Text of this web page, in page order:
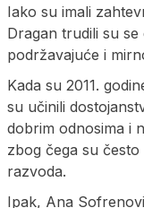
Iako su imali
Dragan trudili su
podržavajuće i
Kada su 2011.
su učinili
dobrim odnosima i
zbog čega su
razvoda.
Ipak, Ana